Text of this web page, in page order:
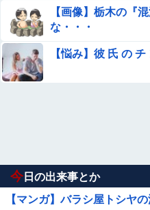
【画像】栃木の『
な・・・
【悩み】彼 氏 の
今 日の出来事とか
【マンガ】バラシ屋トシヤ